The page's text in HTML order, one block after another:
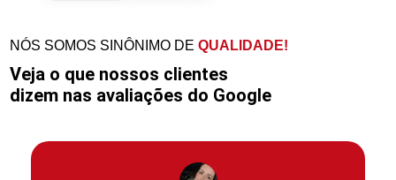
NÓS SOMOS SINÔNIMO DEQUALIDADE!
Veja o que nossos clientes
dizem nas avaliações do Google